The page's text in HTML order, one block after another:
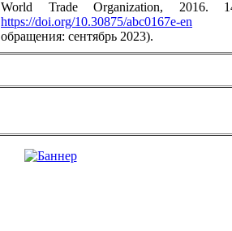
World Trade Organization, 2016.
https://doi.org/10.30875/abc0167e-en
обращения: сентябрь 2023).